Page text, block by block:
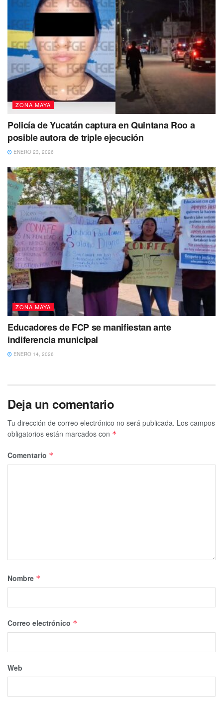
ZONA MAYA
Policía de Yucatán captura en Quintana Roo a
posible autora de triple ejecución
ENERO 23, 2026
ZONA MAYA
Educadores de FCP se manifiestan ante
indiferencia municipal
ENERO 14, 2026
Deja un comentario
Tu dirección de correo electrónico no será publicada. Los campos
obligatorios están marcados con *
Comentario *
Nombre *
Correo electrónico *
Web